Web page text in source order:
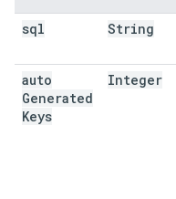
sql String
auto
Generated
Keys
Integer